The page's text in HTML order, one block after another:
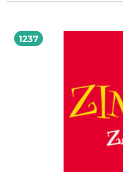
świecie przyrody i oswajające z
1237